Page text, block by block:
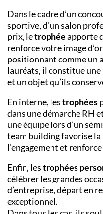
Dans le cadre d’un
sportive, d’un salon
prix, letrophéeapporte
renforce votre image
positionnant comme un
lauréats, il constitue
et un objet qu’ils
En interne, lestrophées
dans une démarche RH
une équipe lors d’un
team building favorise
l’engagement et
Enfin, lestrophées
célébrer les grandes
d’entreprise, départ en
exceptionnel.